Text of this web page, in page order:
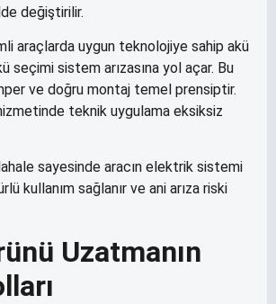
değiştirilir.
araçlarda uygun teknolojiye sahip akü
seçimi sistem arızasına yol açar. Bu
ve doğru montaj temel prensiptir.
teknik uygulama eksiksiz
sayesinde aracın elektrik sistemi
kullanım sağlanır ve ani arıza riski
Uzatmanın